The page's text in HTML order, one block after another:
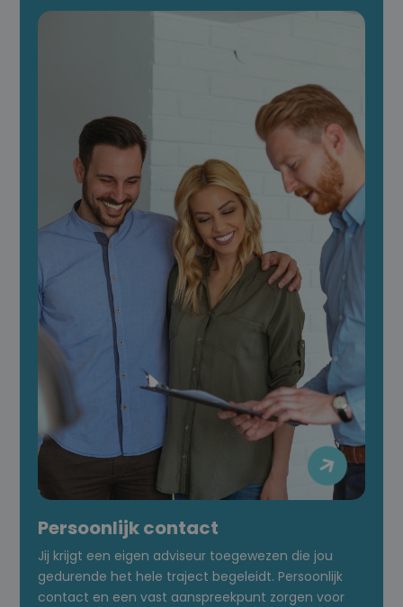

Persoonlijk contact
Jij krijgt een eigen adviseur toegewezen die jou
gedurende het hele traject begeleidt. Persoonlijk
contact en een vast aanspreekpunt zorgen voor